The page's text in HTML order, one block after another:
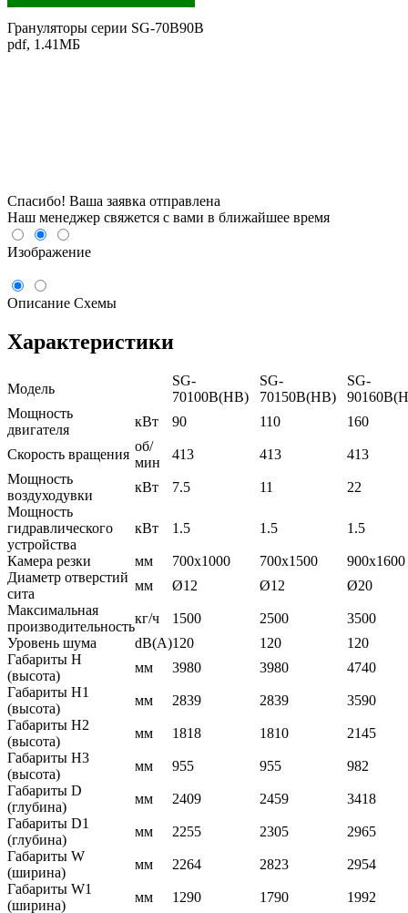
Грануляторы серии SG-70B90B
pdf, 1.41МБ
Спасибо! Ваша заявка отправлена
Наш менеджер свяжется с вами в ближайшее время
Изображение
Описание Схемы
Характеристики
Модель
SG-
70100B(HB)
SG-
70150B(HB)
SG-
Мощность
двигателя
кВт 90 110 160
Скорость вращения
об/
мин
413 413
413
Мощность
воздуходувки
кВт 7.5 11
22
Мощность
гидравлического
устройства
кВт 1.5 1.5 1.5
Камера резки мм 700x1000 700x1500
900x1600
Диаметр отверстий
сита
мм Ø12 Ø12
Ø20
Максимальная
производительность
кг/ч 1500 2500
3500
Уровень шума
dB(A)120 120
120
Габариты H
(высота)
мм 3980 3980
4740
Габариты H1
(высота)
мм 2839 2839
3590
Габариты H2
(высота)
мм 1818 1810
2145
Габариты H3
(высота)
мм 955 955
982
Габариты D
(глубина)
мм 2409 2459
3418
Габариты D1
(глубина)
мм 2255 2305
2965
Габариты W
(ширина)
мм 2264 2823
2954
Габариты W1
(ширина)
мм 1290 1790 1992